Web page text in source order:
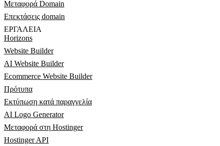
Μεταφορά Domain
Επεκτάσεις domain
ΕΡΓΑΛΕΊΑ
Horizons
Website Builder
AI Website Builder
Ecommerce Website Builder
Πρότυπα
Εκτύπωση κατά παραγγελία
AI Logo Generator
Μεταφορά στη Hostinger
Hostinger API